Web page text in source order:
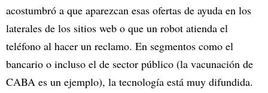
acostumbró a que aparezcan esas ofertas de ayuda en los
laterales de los sitios web o que un robot atienda el
teléfono al hacer un reclamo. En segmentos como el
bancario o incluso el de sector público (la vacunación de
CABA es un ejemplo), la tecnología está muy difundida.